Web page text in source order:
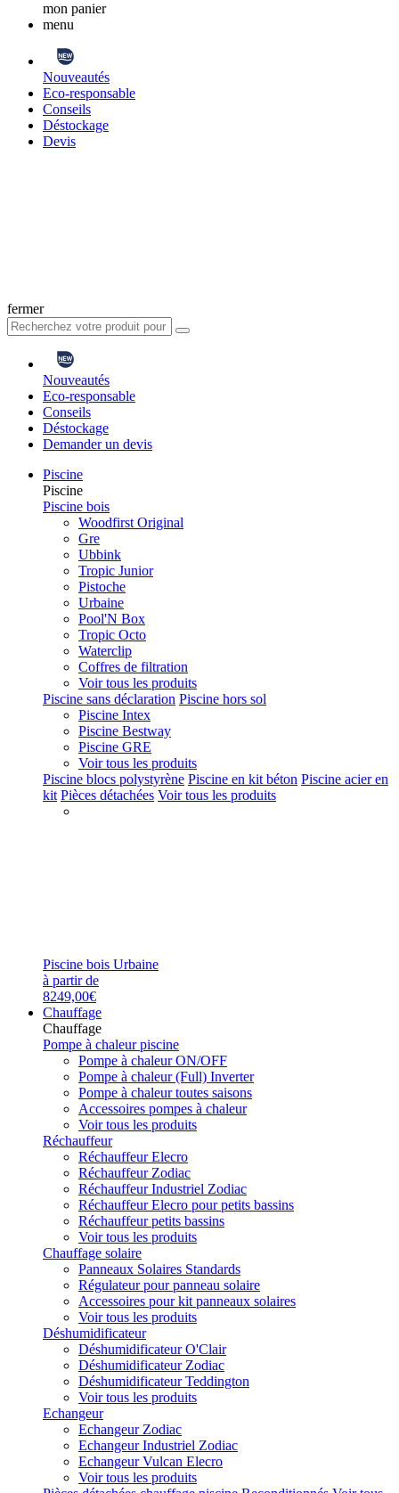
mon panier
menu
Nouveautés
Eco-responsable
Conseils
Déstockage
Devis
fermer
Nouveautés
Eco-responsable
Conseils
Déstockage
Demander un devis
Piscine
Piscine
Piscine bois
Woodfirst Original
Gre
Ubbink
Tropic Junior
Pistoche
Urbaine
Pool'N Box
Tropic Octo
Waterclip
Coffres de filtration
Voir tous les produits
Piscine sans déclaration Piscine hors sol
Piscine Intex
Piscine Bestway
Piscine GRE
Voir tous les produits
Piscine blocs polystyrène Piscine en kit béton Piscine acier en
kit Pièces détachées Voir tous les produits
Piscine bois Urbaine
à partir de
8249,00€
Chauffage
Chauffage
Pompe à chaleur piscine
Pompe à chaleur ON/OFF
Pompe à chaleur (Full) Inverter
Pompe à chaleur toutes saisons
Accessoires pompes à chaleur
Voir tous les produits
Réchauffeur
Réchauffeur Elecro
Réchauffeur Zodiac
Réchauffeur Industriel Zodiac
Réchauffeur Elecro pour petits bassins
Réchauffeur petits bassins
Voir tous les produits
Chauffage solaire
Panneaux Solaires Standards
Régulateur pour panneau solaire
Accessoires pour kit panneaux solaires
Voir tous les produits
Déshumidificateur
Déshumidificateur O'Clair
Déshumidificateur Zodiac
Déshumidificateur Teddington
Voir tous les produits
Echangeur
Echangeur Zodiac
Echangeur Industriel Zodiac
Echangeur Vulcan Elecro
Voir tous les produits